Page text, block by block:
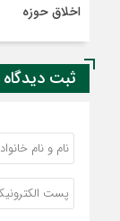
اخلاق حوزه
ثبت دیدگاه